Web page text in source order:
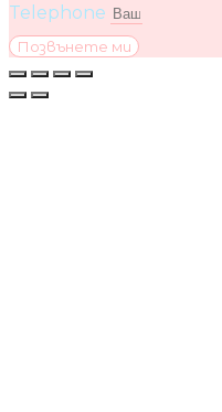
Telephone
Позвънете ми